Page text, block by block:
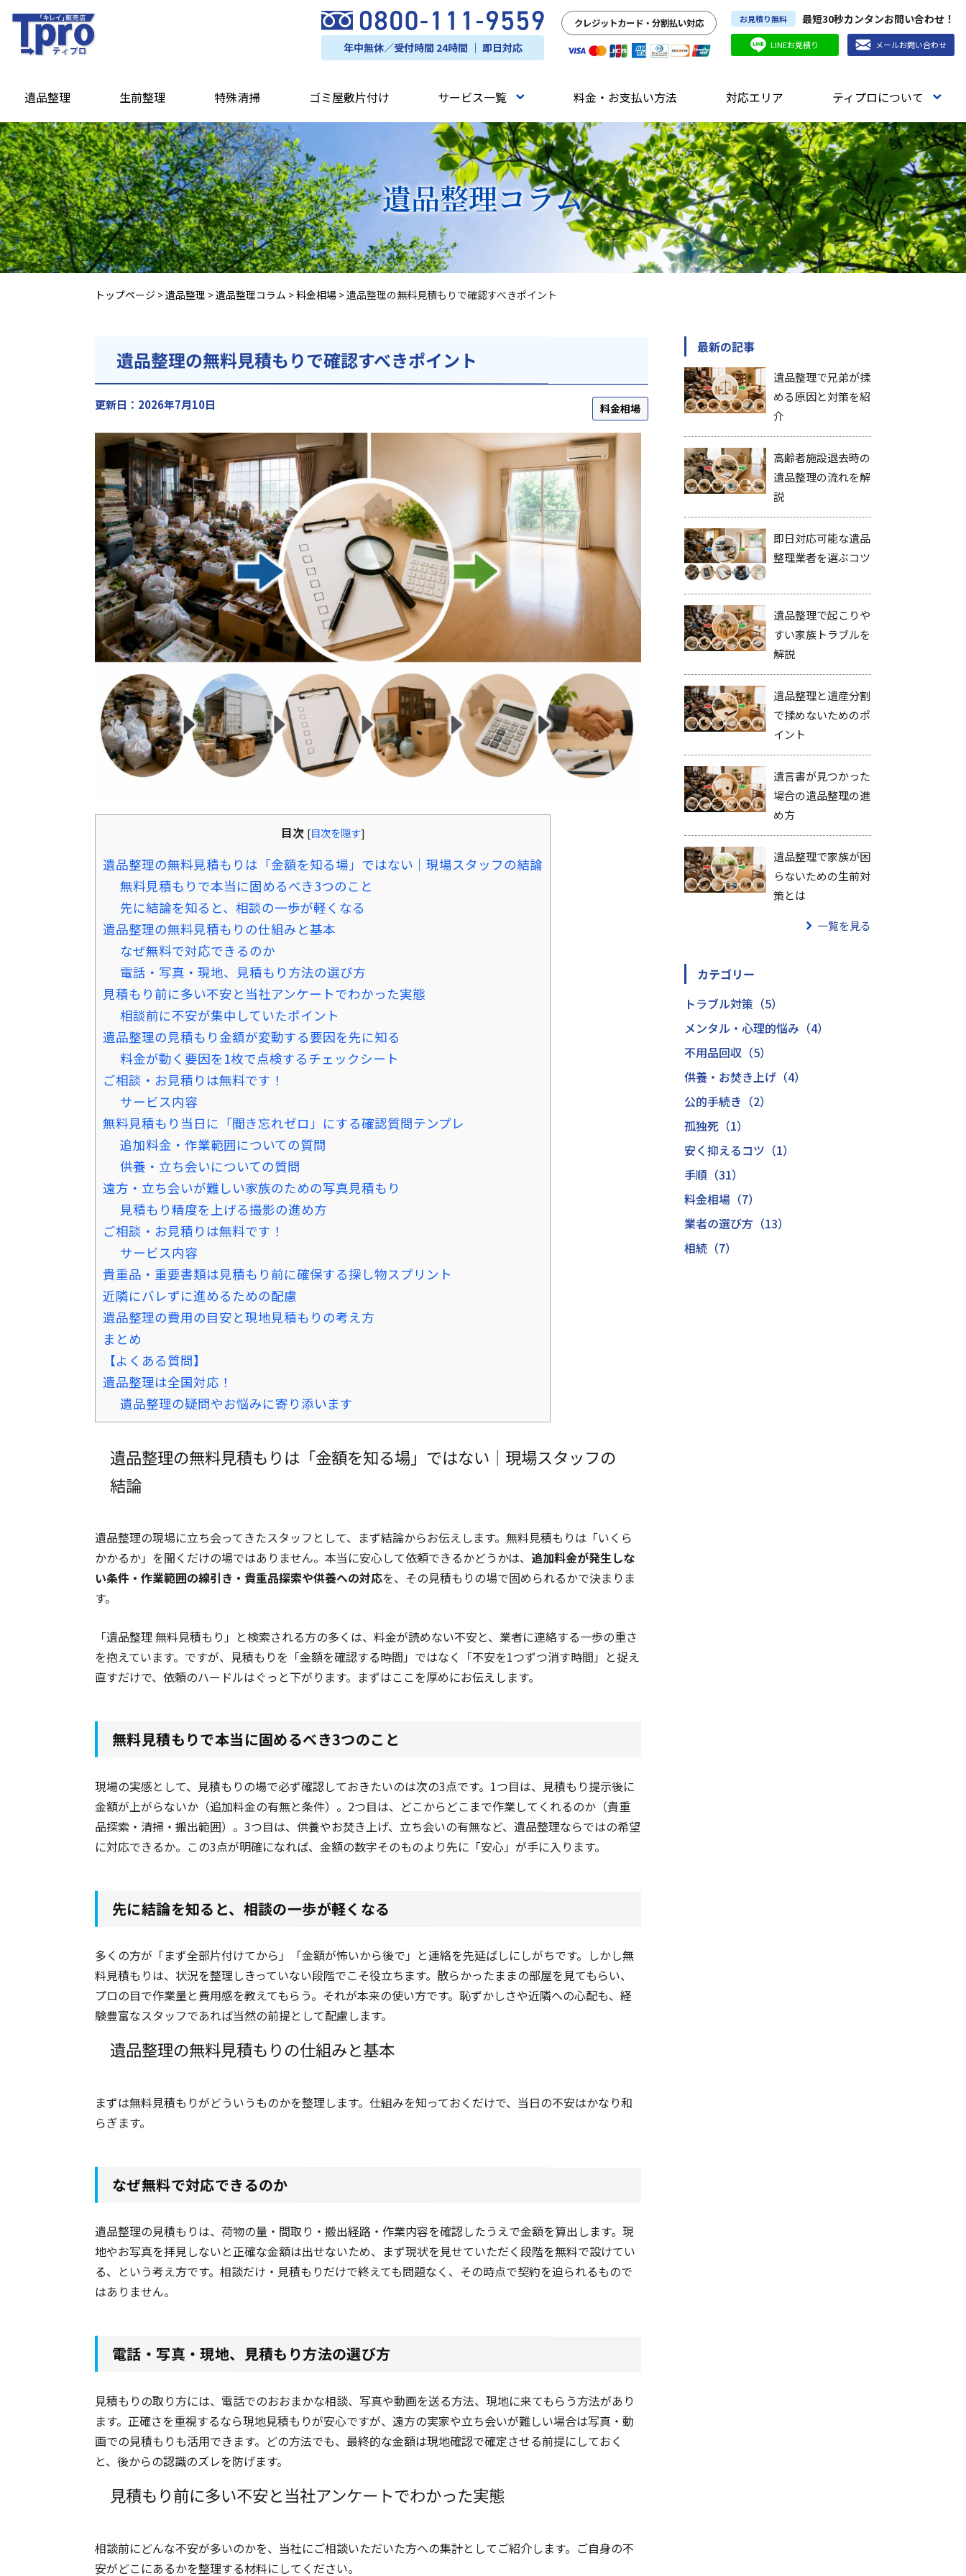
年中無休／受付時間 24時間 ｜ 即日対応
クレジットカード・分割払い対応 お見積り無料 最短30秒カンタンお問い合わせ！
LINEお見積り メールお問い合わせ
遺品整理 生前整理 特殊清掃 ゴミ屋敷片付け サービス一覧 料金・お支払い方法 対応エリア ティプロについて
遺品整理コラム
トップページ >遺品整理 >遺品整理コラム >料金相場 >遺品整理の無料見積もりで確認すべきポイント
遺品整理の無料見積もりで確認すべきポイント
更新日：2026年7月10日 料金相場
目次 [目次を隠す]
遺品整理の無料見積もりは「金額を知る場」ではない｜現場スタッフの結論
無料見積もりで本当に固めるべき3つのこと
先に結論を知ると、相談の一歩が軽くなる
遺品整理の無料見積もりの仕組みと基本
なぜ無料で対応できるのか
電話・写真・現地、見積もり方法の選び方
見積もり前に多い不安と当社アンケートでわかった実態
相談前に不安が集中していたポイント
遺品整理の見積もり金額が変動する要因を先に知る
料金が動く要因を1枚で点検するチェックシート
ご相談・お見積りは無料です！
サービス内容
無料見積もり当日に「聞き忘れゼロ」にする確認質問テンプレ
追加料金・作業範囲についての質問
供養・立ち会いについての質問
遠方・立ち会いが難しい家族のための写真見積もり
見積もり精度を上げる撮影の進め方
ご相談・お見積りは無料です！
サービス内容
貴重品・重要書類は見積もり前に確保する探し物スプリント
近隣にバレずに進めるための配慮
遺品整理の費用の目安と現地見積もりの考え方
まとめ
【よくある質問】
遺品整理は全国対応！
遺品整理の疑問やお悩みに寄り添います
遺品整理の無料見積もりは「金額を知る場」ではない｜現場スタッフの
結論
遺品整理の現場に立ち会ってきたスタッフとして、まず結論からお伝えします。無料見積もりは「いくら
かかるか」を聞くだけの場ではありません。本当に安心して依頼できるかどうかは、 追加料金が発生しな
い条件・作業範囲の線引き・貴重品探索や供養への対応を、その見積もりの場で固められるかで決まりま
す。
「遺品整理 無料見積もり」と検索される方の多くは、料金が読めない不安と、業者に連絡する一歩の重さ
を抱えています。ですが、見積もりを「金額を確認する時間」ではなく「不安を1つずつ消す時間」と捉え
直すだけで、依頼のハードルはぐっと下がります。まずはここを厚めにお伝えします。
無料見積もりで本当に固めるべき3つのこと
現場の実感として、見積もりの場で必ず確認しておきたいのは次の3点です。1つ目は、見積もり提示後に
金額が上がらないか（追加料金の有無と条件）。2つ目は、どこからどこまで作業してくれるのか（貴重
品探索・清掃・搬出範囲）。3つ目は、供養やお焚き上げ、立ち会いの有無など、遺品整理ならではの希望
に対応できるか。この3点が明確になれば、金額の数字そのものより先に「安心」が手に入ります。
先に結論を知ると、相談の一歩が軽くなる
多くの方が「まず全部片付けてから」「金額が怖いから後で」と連絡を先延ばしにしがちです。しかし無
料見積もりは、状況を整理しきっていない段階でこそ役立ちます。散らかったままの部屋を見てもらい、
プロの目で作業量と費用感を教えてもらう。それが本来の使い方です。恥ずかしさや近隣への心配も、経
験豊富なスタッフであれば当然の前提として配慮します。
遺品整理の無料見積もりの仕組みと基本
まずは無料見積もりがどういうものかを整理します。仕組みを知っておくだけで、当日の不安はかなり和
らぎます。
なぜ無料で対応できるのか
遺品整理の見積もりは、荷物の量・間取り・搬出経路・作業内容を確認したうえで金額を算出します。現
地やお写真を拝見しないと正確な金額は出せないため、まず現状を見せていただく段階を無料で設けてい
る、という考え方です。相談だけ・見積もりだけで終えても問題なく、その時点で契約を迫られるもので
はありません。
電話・写真・現地、見積もり方法の選び方
見積もりの取り方には、電話でのおおまかな相談、写真や動画を送る方法、現地に来てもらう方法があり
ます。正確さを重視するなら現地見積もりが安心ですが、遠方の実家や立ち会いが難しい場合は写真・動
画での見積もりも活用できます。どの方法でも、最終的な金額は現地確認で確定させる前提にしておく
と、後からの認識のズレを防げます。
見積もり前に多い不安と当社アンケートでわかった実態
相談前にどんな不安が多いのかを、当社にご相談いただいた方への集計としてご紹介します。ご自身の不
安がどこにあるかを整理する材料にしてください。
最新の記事
遺品整理で兄弟が揉
める原因と対策を紹
介
高齢者施設退去時の
遺品整理の流れを解
説
即日対応可能な遺品
整理業者を選ぶコツ
遺品整理で起こりや
すい家族トラブルを
解説
遺品整理と遺産分割
で揉めないためのポ
イント
遺言書が見つかった
場合の遺品整理の進
め方
遺品整理で家族が困
らないための生前対
策とは
一覧を見る
カテゴリー
トラブル対策（5）
メンタル・心理的悩み（4）
不用品回収（5）
供養・お焚き上げ（4）
公的手続き（2）
孤独死（1）
安く抑えるコツ（1）
手順（31）
料金相場（7）
業者の選び方（13）
相続（7）